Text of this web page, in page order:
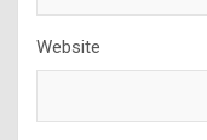
Website